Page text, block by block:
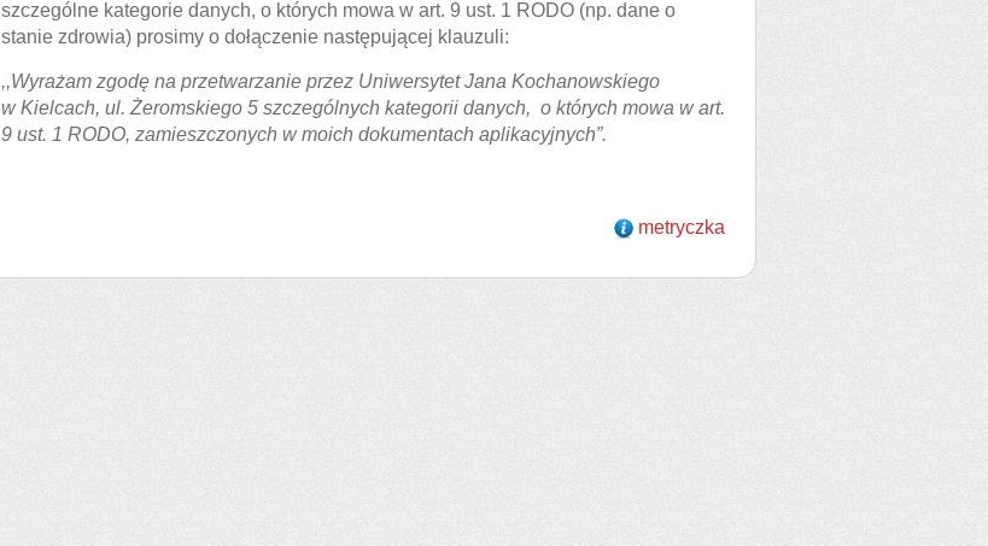
szczególne kategorie danych, o których mowa w art. 9 ust. 1 RODO (np. dane o
stanie zdrowia) prosimy o dołączenie następującej klauzuli:
,,Wyrażam zgodę na przetwarzanie przez Uniwersytet Jana Kochanowskiego
w Kielcach, ul. Żeromskiego 5 szczególnych kategorii danych, o których mowa w art.
9 ust. 1 RODO, zamieszczonych w moich dokumentach aplikacyjnych”.
metryczka